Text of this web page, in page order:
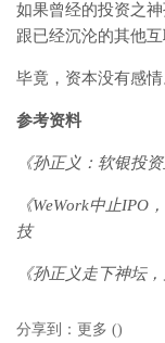
如果曾经的投资之
跟已经沉沦的其他
毕竟，资本没有感情
参考资料
《孙正义：软银投
《WeWork中止
技
《孙正义走下神坛
分享到： 更多 ()